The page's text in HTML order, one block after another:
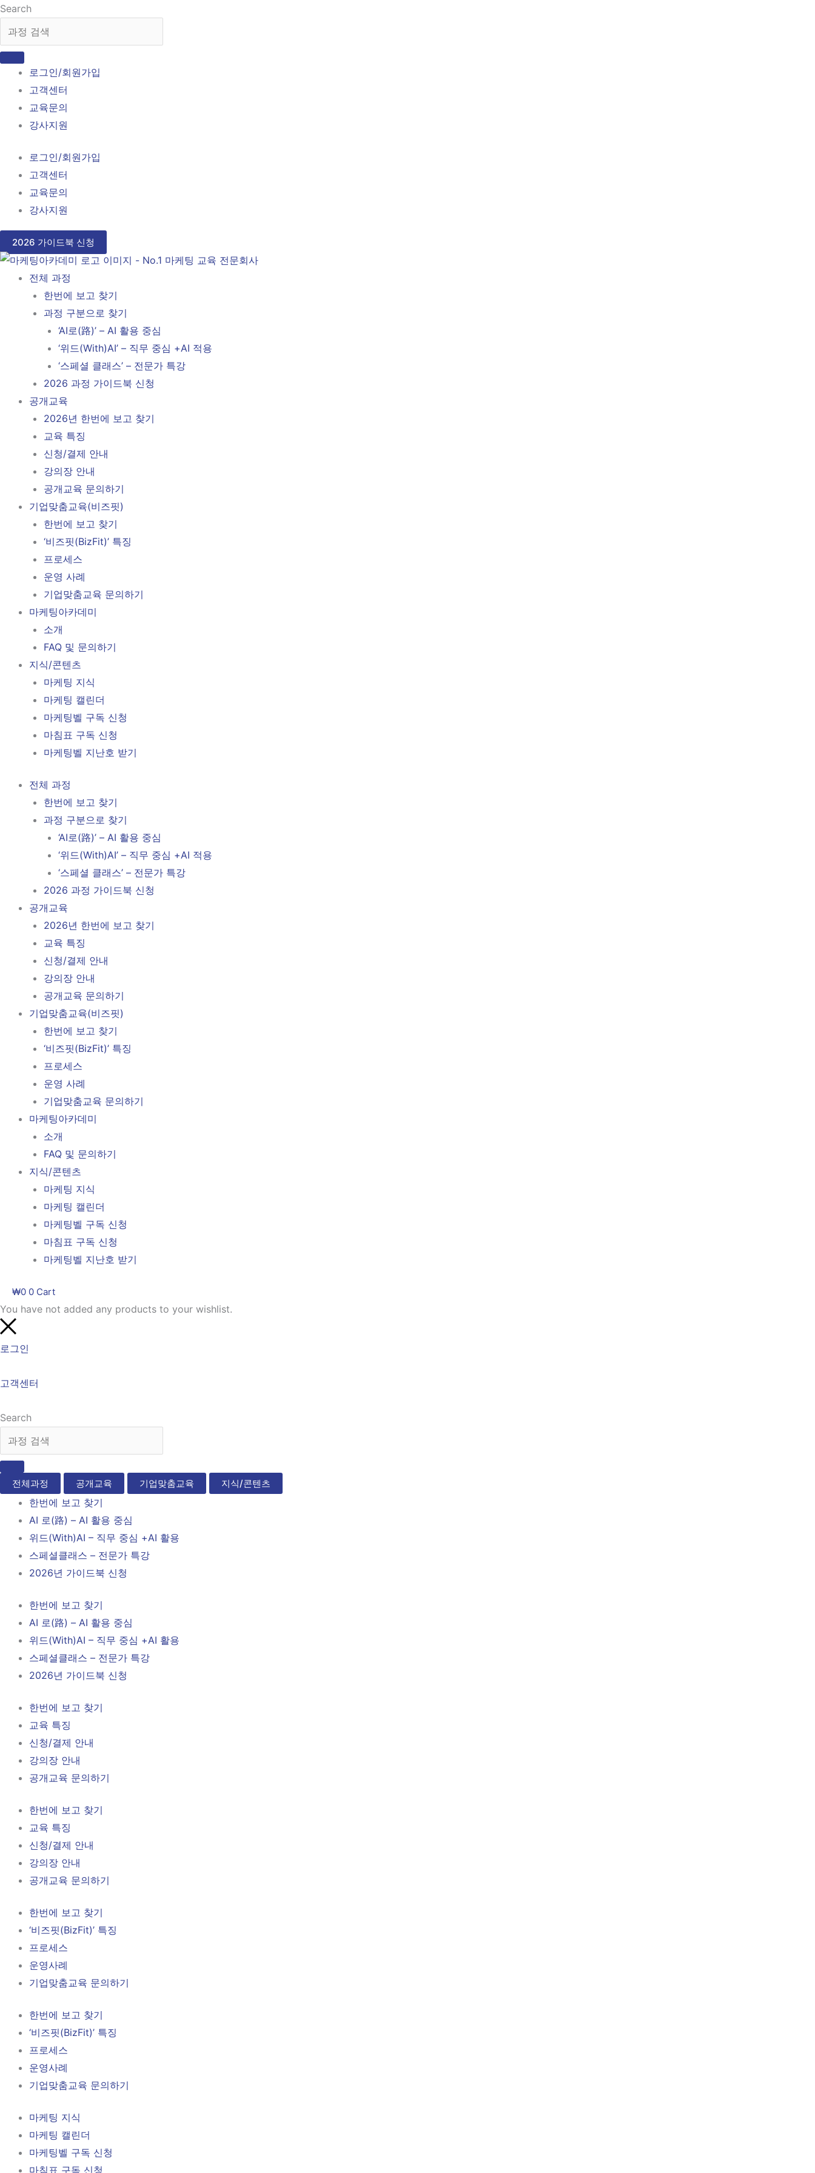
콘
츠
로
Search
로그인/회원가입
고객센터
교육문의
강사지원
로그인/회원가입
고객센터
교육문의
강사지원
2026 가이드북 신청
전체 과정
한번에 보고 찾기
과정 구분으로 찾기
‘AI로(路)’ – AI 활용 중심
‘위드(With)AI’ – 직무 중심 +AI 적용
‘스페셜 클래스’ – 전문가 특강
2026 과정 가이드북 신청
공개교육
2026년 한번에 보고 찾기
교육 특징
신청/결제 안내
강의장 안내
공개교육 문의하기
기업맞춤교육(비즈핏)
한번에 보고 찾기
‘비즈핏(BizFit)’ 특징
프로세스
운영 사례
기업맞춤교육 문의하기
마케팅아카데미
소개
FAQ 및 문의하기
지식/콘텐츠
마케팅 지식
마케팅 캘린더
마케팅벨 구독 신청
마침표 구독 신청
마케팅벨 지난호 받기
전체 과정
한번에 보고 찾기
과정 구분으로 찾기
‘AI로(路)’ – AI 활용 중심
‘위드(With)AI’ – 직무 중심 +AI 적용
‘스페셜 클래스’ – 전문가 특강
2026 과정 가이드북 신청
공개교육
2026년 한번에 보고 찾기
교육 특징
신청/결제 안내
강의장 안내
공개교육 문의하기
기업맞춤교육(비즈핏)
한번에 보고 찾기
‘비즈핏(BizFit)’ 특징
프로세스
운영 사례
기업맞춤교육 문의하기
마케팅아카데미
소개
FAQ 및 문의하기
지식/콘텐츠
마케팅 지식
마케팅 캘린더
마케팅벨 구독 신청
마침표 구독 신청
마케팅벨 지난호 받기
₩0 0 Cart
You have not added any products to your wishlist.
로그인
고객센터
Search
전체과정 공개교육 기업맞춤교육 지식/콘텐츠
한번에 보고 찾기
AI 로(路) – AI 활용 중심
위드(With)AI – 직무 중심 +AI 활용
스페셜클래스 – 전문가 특강
2026년 가이드북 신청
한번에 보고 찾기
AI 로(路) – AI 활용 중심
위드(With)AI – 직무 중심 +AI 활용
스페셜클래스 – 전문가 특강
2026년 가이드북 신청
한번에 보고 찾기
교육 특징
신청/결제 안내
강의장 안내
공개교육 문의하기
한번에 보고 찾기
교육 특징
신청/결제 안내
강의장 안내
공개교육 문의하기
한번에 보고 찾기
‘비즈핏(BizFit)’ 특징
프로세스
운영사례
기업맞춤교육 문의하기
한번에 보고 찾기
‘비즈핏(BizFit)’ 특징
프로세스
운영사례
기업맞춤교육 문의하기
마케팅 지식
마케팅 캘린더
마케팅벨 구독 신청
마침표 구독 신청